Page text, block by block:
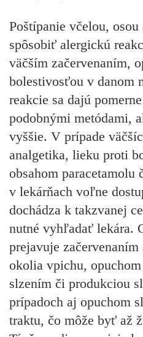
Poštípanie včelou, osou
spôsobiť alergickú
väčším začervenaním,
bolestivosťou v danom
reakcie sa dajú
podobnými metódami,
vyššie. V prípade
analgetika, lieku proti
obsahom paracetamolu
v lekárňach voľne
dochádza k takzvanej
nutné vyhľadať lekára.
prejavuje
okolia vpichu,
slzením či produkciou
prípadoch aj opuchom
traktu, čo môže byť až